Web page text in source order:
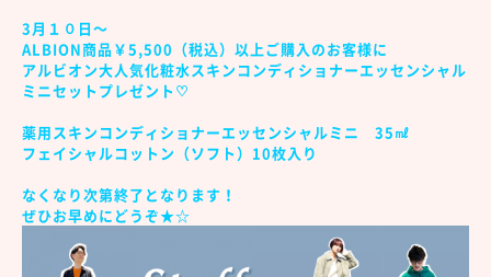
3月１０日～
ALBION商品￥5,500（税込）以上ご購入のお客様に
アルビオン大人気化粧水スキンコンディショナーエッセンシャル
ミニセットプレゼント♡
薬用スキンコンディショナーエッセンシャルミニ 35㎖
フェイシャルコットン（ソフト）10枚入り
なくなり次第終了となります！
ぜひお早めにどうぞ★☆